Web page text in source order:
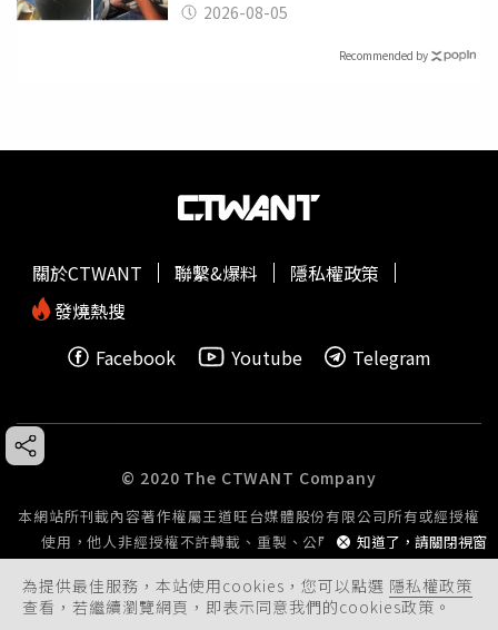
2026-08-05
Recommended by
為提供最佳服務，本站使用cookies，您可以點選 隱私權政策
查看，若繼續瀏覽網頁，即表示同意我們的cookies政策。
知道了，請關閉視窗
關於CTWANT 聯繫&爆料
隱私權政策
發燒熱搜
Facebook
Youtube Telegram
© 2020 The CTWANT Company
本網站所刊載內容著作權屬王道旺台媒體股份有限公司所有或經授權
使用，他人非經授權不許轉載、重製、公開播送或公開傳輸。